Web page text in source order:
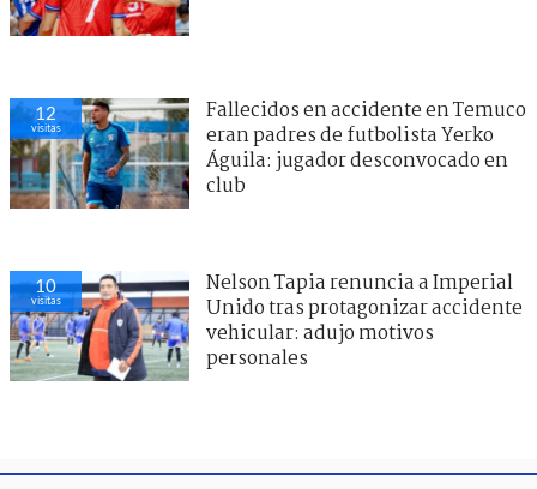
12
visitas
Fallecidos en accidente en Temuco
eran padres de futbolista Yerko
Águila: jugador desconvocado en
club
10
visitas
Nelson Tapia renuncia a Imperial
Unido tras protagonizar accidente
vehicular: adujo motivos
personales